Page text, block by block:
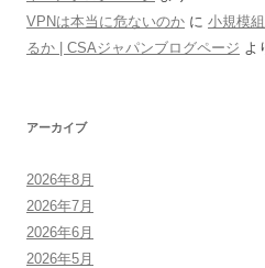
VPNは本当に危ないのか に 小規模
るか | CSAジャパンブログページ よ
アーカイブ
2026年8月
2026年7月
2026年6月
2026年5月